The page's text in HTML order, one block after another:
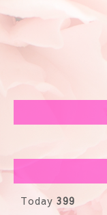
Today 399